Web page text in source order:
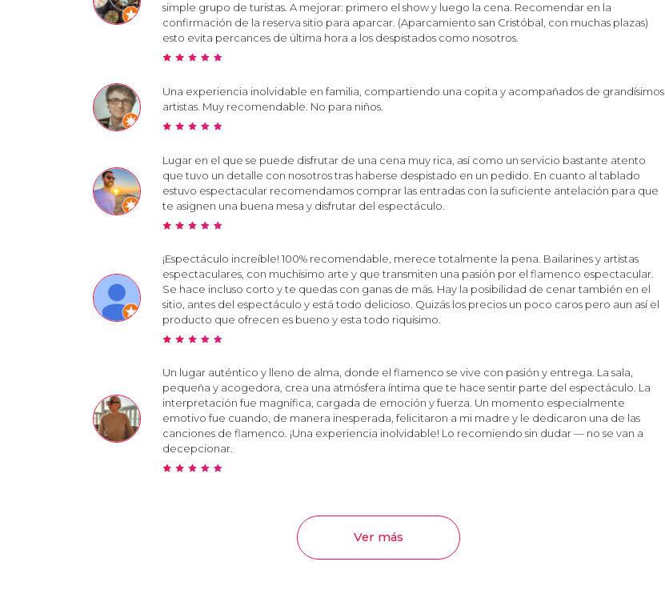
simple grupo de turistas. A mejorar: primero el show y luego la cena. Recomendar en la
confirmación de la reserva sitio para aparcar. (Aparcamiento san Cristóbal, con muchas plazas)
esto evita percances de última hora a los despistados como nosotros.
Una experiencia inolvidable en familia, compartiendo una copita y acompañados de grandísimos
artistas. Muy recomendable. No para niños.
Lugar en el que se puede disfrutar de una cena muy rica, así como un servicio bastante atento
que tuvo un detalle con nosotros tras haberse despistado en un pedido. En cuanto al tablado
estuvo espectacular recomendamos comprar las entradas con la suficiente antelación para que
te asignen una buena mesa y disfrutar del espectáculo.
¡Espectáculo increíble! 100% recomendable, merece totalmente la pena. Bailarines y artistas
espectaculares, con muchísimo arte y que transmiten una pasión por el flamenco espectacular.
Se hace incluso corto y te quedas con ganas de más. Hay la posibilidad de cenar también en el
sitio, antes del espectáculo y está todo delicioso. Quizás los precios un poco caros pero aun así el
producto que ofrecen es bueno y esta todo riquísimo.
Un lugar auténtico y lleno de alma, donde el flamenco se vive con pasión y entrega. La sala,
pequeña y acogedora, crea una atmósfera íntima que te hace sentir parte del espectáculo. La
interpretación fue magnífica, cargada de emoción y fuerza. Un momento especialmente
emotivo fue cuando, de manera inesperada, felicitaron a mi madre y le dedicaron una de las
canciones de flamenco. ¡Una experiencia inolvidable! Lo recomiendo sin dudar — no se van a
decepcionar.
Ver más